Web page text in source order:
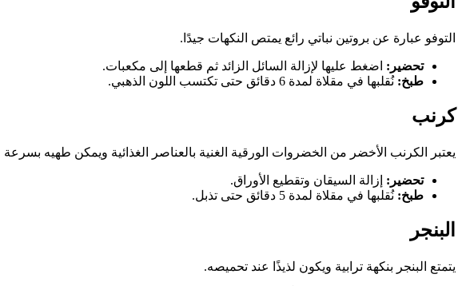
التوفو عبارة عن بروتين نباتي رائع يمتص النكهات جيدًا.
تحضير: اضغط عليها لإزالة السائل الزائد ثم قطعها إلى مكعبات.
طبخ: نُقلبها في مقلاة لمدة 6 دقائق حتى تكتسب اللون الذهبي.
كرنب
يعتبر الكرنب الأخضر من الخضروات الورقية الغنية بالعناصر الغذائية ويمكن طهيه
تحضير: إزالة السيقان وتقطيع الأوراق.
طبخ: نُقلبها في مقلاة لمدة 5 دقائق حتى تذبل.
البنجر
يتمتع البنجر بنكهة ترابية ويكون لذيذًا عند تحميصه.